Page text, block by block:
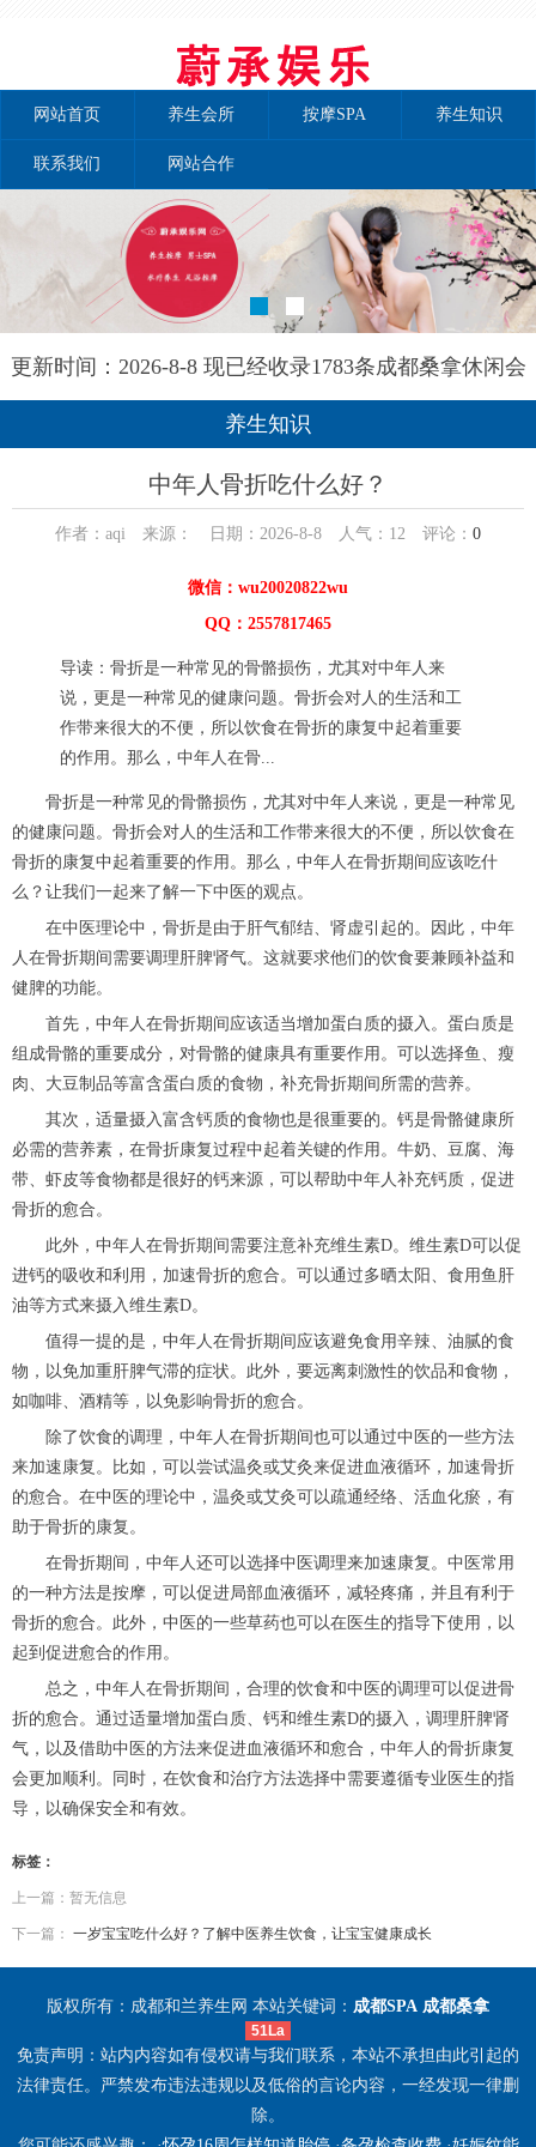
网站首页 养生会所 按摩SPA 养生知识
联系我们 网站合作
更新时间：2026-8-8 现已经收录1783条成都桑拿休闲会
所-成都和兰养生网信息
养生知识
中年人骨折吃什么好？
作者：aqi 来源： 日期：2026-8-8 人气： 12 评论： 0
微信：wu20020822wu
QQ：2557817465
导读：骨折是一种常见的骨骼损伤，尤其对中年人来
说，更是一种常见的健康问题。骨折会对人的生活和工
作带来很大的不便，所以饮食在骨折的康复中起着重要
的作用。那么，中年人在骨...
骨折是一种常见的骨骼损伤，尤其对中年人来说，更是一种常见
的健康问题。骨折会对人的生活和工作带来很大的不便，所以饮食在
骨折的康复中起着重要的作用。那么，中年人在骨折期间应该吃什
么？让我们一起来了解一下中医的观点。
在中医理论中，骨折是由于肝气郁结、肾虚引起的。因此，中年
人在骨折期间需要调理肝脾肾气。这就要求他们的饮食要兼顾补益和
健脾的功能。
首先，中年人在骨折期间应该适当增加蛋白质的摄入。蛋白质是
组成骨骼的重要成分，对骨骼的健康具有重要作用。可以选择鱼、瘦
肉、大豆制品等富含蛋白质的食物，补充骨折期间所需的营养。
其次，适量摄入富含钙质的食物也是很重要的。钙是骨骼健康所
必需的营养素，在骨折康复过程中起着关键的作用。牛奶、豆腐、海
带、虾皮等食物都是很好的钙来源，可以帮助中年人补充钙质，促进
骨折的愈合。
此外，中年人在骨折期间需要注意补充维生素D。维生素D可以促
进钙的吸收和利用，加速骨折的愈合。可以通过多晒太阳、食用鱼肝
油等方式来摄入维生素D。
值得一提的是，中年人在骨折期间应该避免食用辛辣、油腻的食
物，以免加重肝脾气滞的症状。此外，要远离刺激性的饮品和食物，
如咖啡、酒精等，以免影响骨折的愈合。
除了饮食的调理，中年人在骨折期间也可以通过中医的一些方法
来加速康复。比如，可以尝试温灸或艾灸来促进血液循环，加速骨折
的愈合。在中医的理论中，温灸或艾灸可以疏通经络、活血化瘀，有
助于骨折的康复。
在骨折期间，中年人还可以选择中医调理来加速康复。中医常用
的一种方法是按摩，可以促进局部血液循环，减轻疼痛，并且有利于
骨折的愈合。此外，中医的一些草药也可以在医生的指导下使用，以
起到促进愈合的作用。
总之，中年人在骨折期间，合理的饮食和中医的调理可以促进骨
折的愈合。通过适量增加蛋白质、钙和维生素D的摄入，调理肝脾肾
气，以及借助中医的方法来促进血液循环和愈合，中年人的骨折康复
会更加顺利。同时，在饮食和治疗方法选择中需要遵循专业医生的指
导，以确保安全和有效。
标签：
上一篇：暂无信息
下一篇： 一岁宝宝吃什么好？了解中医养生饮食，让宝宝健康成长
版权所有：成都和兰养生网 本站关键词： 成都SPA 成都桑拿
51La
免责声明：站内内容如有侵权请与我们联系，本站不承担由此引起的
法律责任。严禁发布违法违规以及低俗的言论内容，一经发现一律删
除。